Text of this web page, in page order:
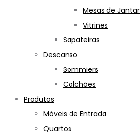
Mesas de Jantar
Vitrines
Sapateiras
Descanso
Sommiers
Colchões
Produtos
Móveis de Entrada
Quartos